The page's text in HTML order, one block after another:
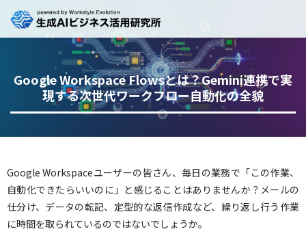
Google Workspace Flowsとは？Gemini連携で実
現する次世代ワークフロー自動化の全貌
Google Workspaceユーザーの皆さん、毎日の業務で「この作業、
自動化できたらいいのに」と感じることはありませんか？メールの
仕分け、データの転記、定型的な返信作成など、繰り返し行う作業
に時間を取られているのではないでしょうか。